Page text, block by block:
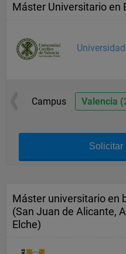
Máster Universitario en
Campus Valencia
Solicitar
Máster universitario en
(San Juan de Alicante,
Elche)